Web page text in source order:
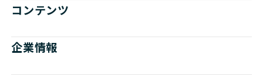
コンテンツ
企業情報